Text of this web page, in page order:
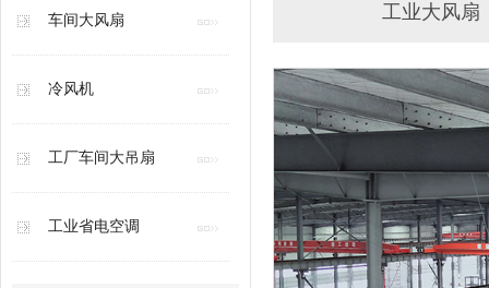
车间大风扇
冷风机
工厂车间大吊扇
工业省电空调
工业大风扇